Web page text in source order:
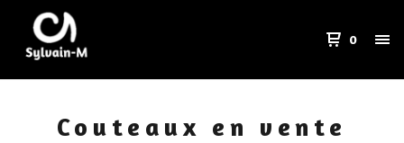
0
Couteaux en vente